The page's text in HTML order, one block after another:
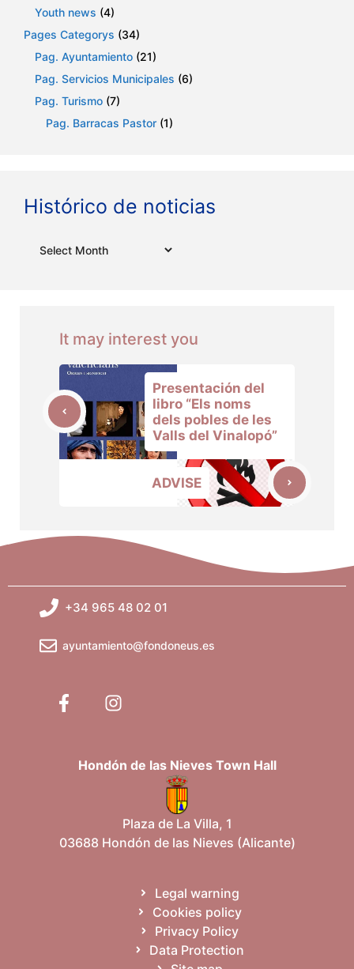
Youth news (4)
Pages Categorys (34)
Pag. Ayuntamiento (21)
Pag. Servicios Municipales (6)
Pag. Turismo (7)
Pag. Barracas Pastor (1)
Histórico de noticias
It may interest you
Presentación del
libro “Els noms
dels pobles de les
Valls del Vinalopó”
ADVISE
+34 965 48 02 01
ayuntamiento@fondoneus.es
Hondón de las Nieves Town Hall
Plaza de La Villa, 1
03688 Hondón de las Nieves (Alicante)
Legal warning
Cookies policy
Privacy Policy
Data Protection